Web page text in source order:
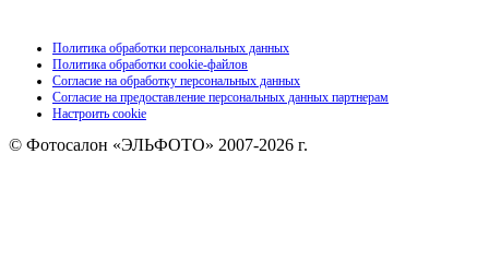
Политика обработки персональных данных
Политика обработки сookie-файлов
Согласие на обработку персональных данных
Согласие на предоставление персональных данных партнерам
Настроить cookie
© Фотосалон «ЭЛЬФОТО» 2007-2026 г.